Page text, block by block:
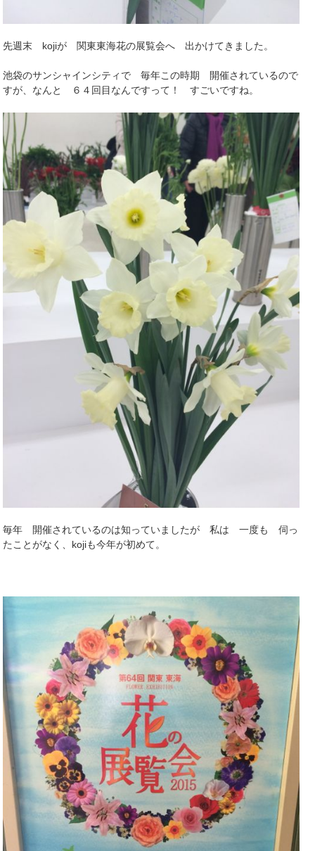
先週末 kojiが 関東東海花の展覧会へ 出かけてきました。
池袋のサンシャインシティで 毎年この時期 開催されているので
すが、なんと ６４回目なんですって！ すごいですね。
毎年 開催されているのは知っていましたが 私は 一度も 伺っ
たことがなく、kojiも今年が初めて。